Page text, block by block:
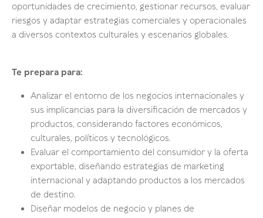
oportunidades de crecimiento, gestionar recursos, evaluar
riesgos y adaptar estrategias comerciales y operacionales
a diversos contextos culturales y escenarios globales.
Te prepara para:
Analizar el entorno de los negocios internacionales y
sus implicancias para la diversificación de mercados y
productos, considerando factores económicos,
culturales, políticos y tecnológicos.
Evaluar el comportamiento del consumidor y la oferta
exportable, diseñando estrategias de marketing
internacional y adaptando productos a los mercados
de destino.
Diseñar modelos de negocio y planes de